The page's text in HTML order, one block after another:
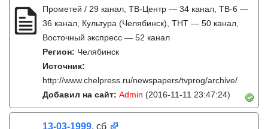
Прометей / 29 канал, ТВ-Центр — 34 канал, ТВ-6 —
36 канал, Культура (Челябинск), ТНТ — 50 канал,
Восточный экспресс — 52 канал
Регион: Челябинск
Источник:
http://www.chelpress.ru/newspapers/tvprog/archive/
Добавил на сайт: Admin (2016-11-11 23:47:24)
13-03-1999, сб